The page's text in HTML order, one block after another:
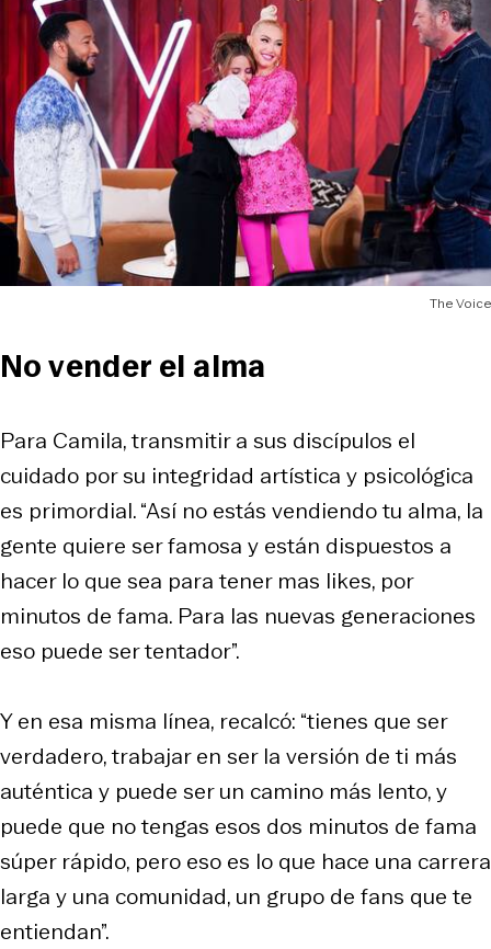
The Voice
No vender el alma
Para Camila, transmitir a sus discípulos el
cuidado por su integridad artística y psicológica
es primordial. “Así no estás vendiendo tu alma, la
gente quiere ser famosa y están dispuestos a
hacer lo que sea para tener mas likes, por
minutos de fama. Para las nuevas generaciones
eso puede ser tentador”.
Y en esa misma línea, recalcó: “tienes que ser
verdadero, trabajar en ser la versión de ti más
auténtica y puede ser un camino más lento, y
puede que no tengas esos dos minutos de fama
súper rápido, pero eso es lo que hace una carrera
larga y una comunidad, un grupo de fans que te
entiendan”.